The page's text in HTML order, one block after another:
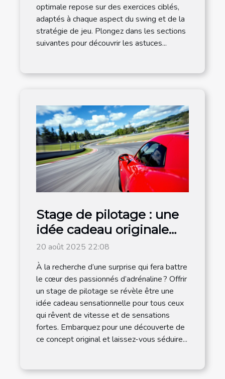
optimale repose sur des exercices ciblés,
adaptés à chaque aspect du swing et de la
stratégie de jeu. Plongez dans les sections
suivantes pour découvrir les astuces...
Stage de pilotage : une
idée cadeau originale
pour les amateurs de
vitesse
20 août 2025 22:08
À la recherche d’une surprise qui fera battre
le cœur des passionnés d’adrénaline ? Offrir
un stage de pilotage se révèle être une
idée cadeau sensationnelle pour tous ceux
qui rêvent de vitesse et de sensations
fortes. Embarquez pour une découverte de
ce concept original et laissez-vous séduire...